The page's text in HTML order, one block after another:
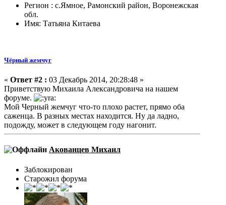
Регион : с.Ямное, Рамонский район, Воронежская
обл.
Имя: Татьяна Китаева
Чёрный жемчуг
« Ответ #2 : 03 Декабрь 2014, 20:28:48 »
Приветствую Михаила Александровича на нашем
форуме.
Мой Черный жемчуг что-то плохо растет, прямо оба
саженца. В разных местах находится. Ну да ладно,
подожду, может в следующем году нагонит.
Акованцев Михаил
Заблокирован
Старожил форума